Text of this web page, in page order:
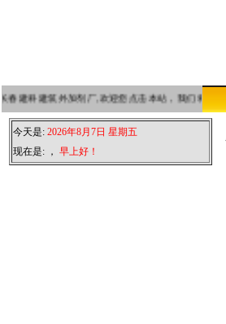
建科建筑外加剂厂,欢迎您点击本站，我们将以优
今天是: 2026年8月7日 星期五
现在是: ， 早上好！